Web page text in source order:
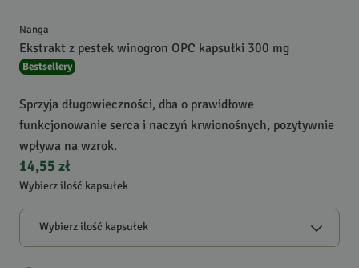
Nanga
Ekstrakt z pestek winogron OPC kapsułki 300 mg
Bestsellery
Sprzyja długowieczności, dba o prawidłowe
funkcjonowanie serca i naczyń krwionośnych, pozytywnie
wpływa na wzrok.
14,55 zł
Wybierz ilość kapsułek
Wybierz ilość kapsułek